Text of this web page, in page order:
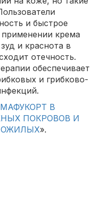
и быстрое
применении крема
и краснота в
отечность.
обеспечивает
и грибково-
В
ПОКРОВОВ И
».